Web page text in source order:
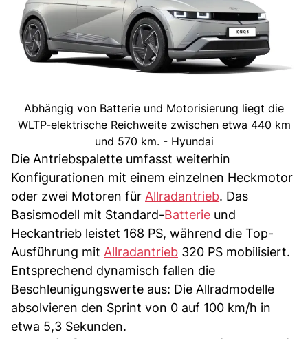
Abhängig von Batterie und Motorisierung liegt die
WLTP-elektrische Reichweite zwischen etwa 440 km
und 570 km. - Hyundai
Die Antriebspalette umfasst weiterhin
Konfigurationen mit einem einzelnen Heckmotor
oder zwei Motoren für Allradantrieb. Das
Basismodell mit Standard-Batterie und
Heckantrieb leistet 168 PS, während die Top-
Ausführung mit Allradantrieb 320 PS mobilisiert.
Entsprechend dynamisch fallen die
Beschleunigungswerte aus: Die Allradmodelle
absolvieren den Sprint von 0 auf 100 km/h in
etwa 5,3 Sekunden.